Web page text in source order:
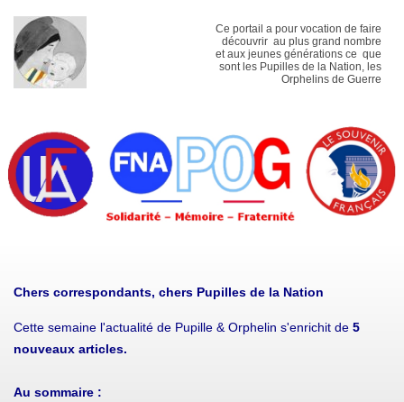
Ce portail a pour vocation de faire
découvrir au plus grand nombre
et aux jeunes générations ce que
sont les Pupilles de la Nation, les
Orphelins de Guerre
Chers correspondants, chers Pupilles de la Nation
Cette semaine l'actualité de Pupille & Orphelin s'enrichit de 5
nouveaux articles.
Au sommaire :